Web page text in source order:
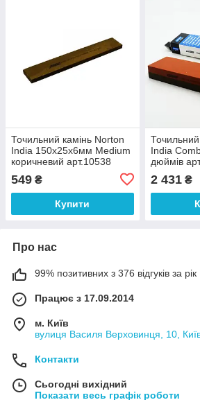
Точильний камінь Norton
India 150х25х6мм Medium
коричневий арт.10538
549 ₴
Купити
India
дюймів
2 431₴
Про нас
99% позитивних з 376 відгуків за рік
Працює з 17.09.2014
м. Київ
вулиця Василя Верховинця, 10,
Контакти
Сьогодні вихідний
Показати весь графік роботи